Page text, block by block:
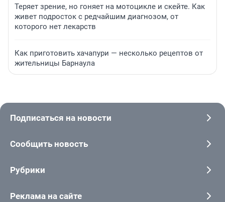
Теряет зрение, но гоняет на мотоцикле и скейте. Как
живет подросток с редчайшим диагнозом, от
которого нет лекарств
Как приготовить хачапури — несколько рецептов от
жительницы Барнаула
Подписаться на новости
Сообщить новость
Рубрики
Реклама на сайте